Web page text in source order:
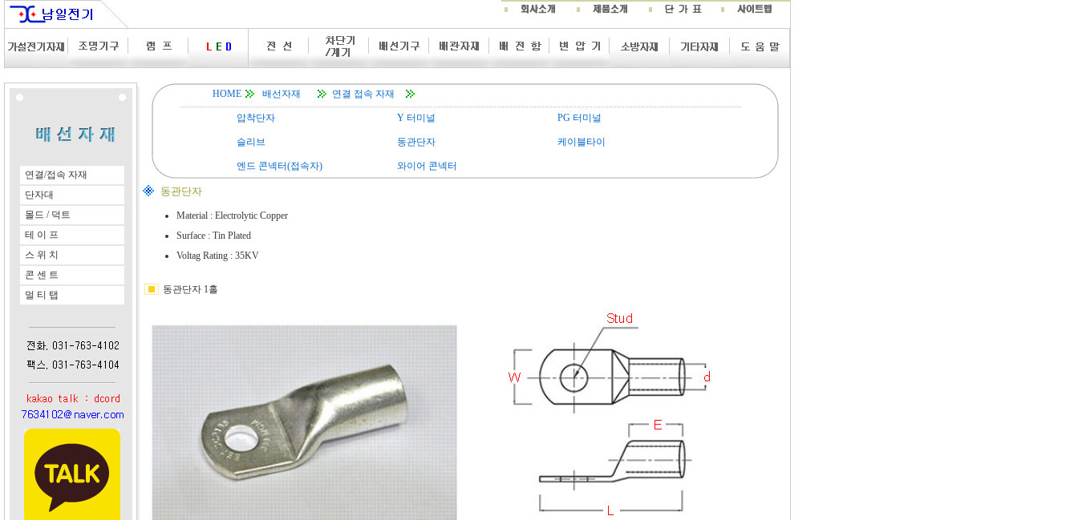
연결/접속 자재
단자대
몰드 / 덕트
테 이 프
스 위 치
콘 센 트
멀 티 탭
HOME 배선자재 연결 접속 자재
압착단자 Y 터미널 PG 터미널
슬리브 동관단자 케이블타이
엔드 콘넥터(접속자) 와이어 콘넥터
동관단자
Material : Electrolytic Copper
Surface : Tin Plated
Voltag Rating : 35KV
동관단자 1홀